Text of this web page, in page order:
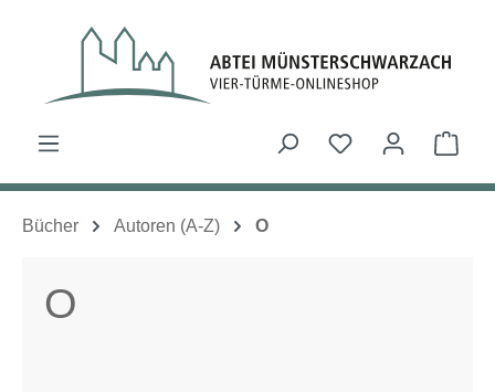
Zum Hauptinhalt springen
Du hast 0
Bücher Autoren (A-Z) O
O